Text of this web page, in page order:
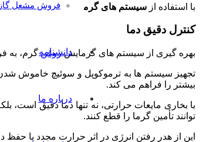
فروش مشعل گاز
دانشنامه
درباره ما
با استفاده از سیستم های گرمایش مایعات حرارتی،
کنترل دقیق دما
بهره گیری از سیستم های گرمایشروغنگرم، به
تجهیز سیستم ها به ترموکوپل و سوئیچ خاموش
بیشتر را فراهم می کند.
با بخاری مایعات حرارتی، نه تنها دما دقیق
توانند تأمین گرما را قطع کنند.
این از هدر رفتن انرژی در اثر حرارت مجدد یا